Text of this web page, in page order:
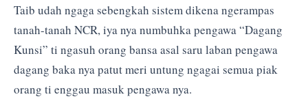
Taib udah ngaga sebengkah sistem dikena ngerampas
tanah-tanah NCR, iya nya numbuhka pengawa “Dagang
Kunsi” ti ngasuh orang bansa asal saru laban pengawa
dagang baka nya patut meri untung ngagai semua piak
orang ti enggau masuk pengawa nya.